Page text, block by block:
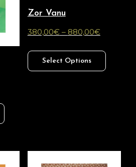
Zor Vanu
380,00€– 880,00€
Select Options